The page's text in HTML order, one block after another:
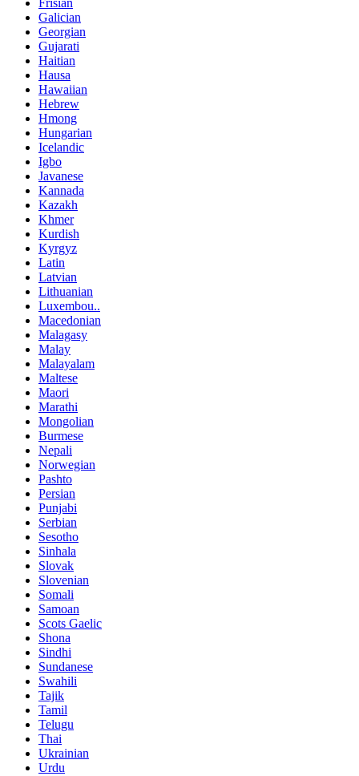
Frisian
Galician
Georgian
Gujarati
Haitian
Hausa
Hawaiian
Hebrew
Hmong
Hungarian
Icelandic
Igbo
Javanese
Kannada
Kazakh
Khmer
Kurdish
Kyrgyz
Latin
Latvian
Lithuanian
Luxembou..
Macedonian
Malagasy
Malay
Malayalam
Maltese
Maori
Marathi
Mongolian
Burmese
Nepali
Norwegian
Pashto
Persian
Punjabi
Serbian
Sesotho
Sinhala
Slovak
Slovenian
Somali
Samoan
Scots Gaelic
Shona
Sindhi
Sundanese
Swahili
Tajik
Tamil
Telugu
Thai
Ukrainian
Urdu